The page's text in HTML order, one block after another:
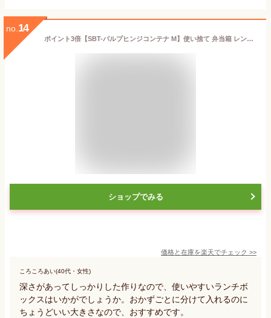
no. 14
ポイント3倍【SBT-パルプヒンジコンテナ M】使い捨て 弁当箱 レンジ ランチボックス 使い捨て 電子レンジ 冷凍 テイクアウト 容器 おしゃれ フードパック バガス 使い捨て容器 紙 お弁当箱 業務用 丼 弁当容器 レンジ対応 カフェ エコ ボックス お持ち帰り
ショップでみる
価格と在庫を楽天でチェック >>
ころころあい(40代・女性)
深さがあってしっかりした作りなので、使いやすいランチボ
ックスはいかがでしょうか。おかずごとに分けて入れるのに
ちょうどいい大きさなので、おすすめです。